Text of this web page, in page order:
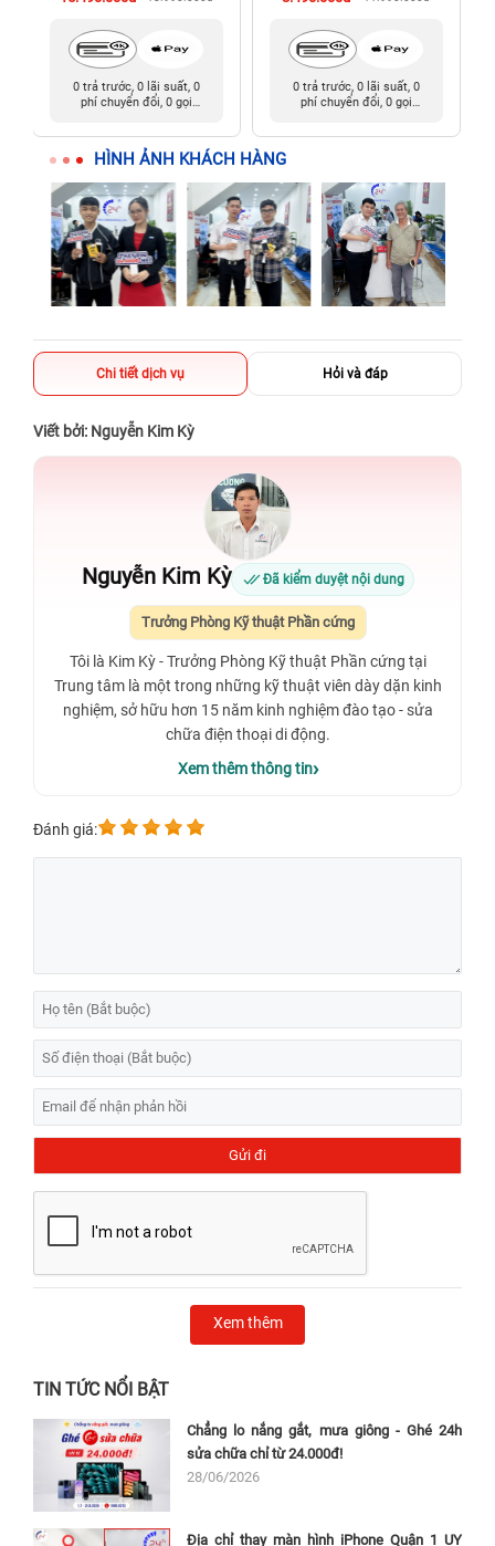
0 trả trước, 0 lãi suất, 0
phí chuyển đổi, 0 gọi
0 trả trước, 0 lãi suất, 0
phí chuyển đổi, 0 gọi
HÌNH ẢNH KHÁCH HÀNG
Chi tiết dịch vụ Hỏi và đáp
Viết bởi: Nguyễn Kim Kỳ
Nguyễn Kim Kỳ Đã kiểm duyệt nội dung
Trưởng Phòng Kỹ thuật Phần cứng
Tôi là Kim Kỳ - Trưởng Phòng Kỹ thuật Phần cứng tại
Trung tâm là một trong những kỹ thuật viên dày dặn kinh
nghiệm, sở hữu hơn 15 năm kinh nghiệm đào tạo - sửa
chữa điện thoại di động.
Xem thêm thông tin
Đánh giá:
Xem thêm
TIN TỨC NỔI BẬT
Chẳng lo nắng gắt, mưa giông - Ghé 24h
sửa chữa chỉ từ 24.000đ!
28/06/2026
Địa chỉ thay màn hình iPhone Quận 1 UY